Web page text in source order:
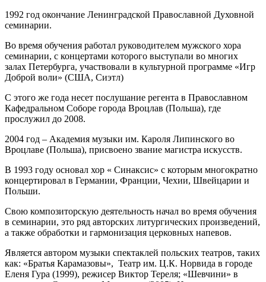
1992 год окончание Ленинградской Православной Духовной
семинарии.
Во время обучения работал руководителем мужского хора
семинарии, с концертами которого выступали во многих
залах Петербурга, участвовали в культурной программе «Игр
Доброй воли» (США, Сиэтл)
С этого же года несет послушание регента в Православном
Кафедральном Соборе города Вроцлав (Польша), где
прослужил до 2008.
2004 год – Академия музыки им. Кароля Липинского во
Вроцлаве (Польша), присвоено звание магистра искусств.
В 1993 году основал хор « Синаксис» с которым многократно
концертировал в Германии, Франции, Чехии, Швейцарии и
Польши.
Свою композиторскую деятельность начал во время обучения
в семинарии, это ряд авторских литургических произведений,
а также обработки и гармонизация церковных напевов.
Является автором музыки спектаклей польских театров, таких
как: «Братья Карамазовы», Театр им. Ц.К. Норвида в городе
Еленя Гура (1999), режисер Виктор Тереля; «Шевчини» в